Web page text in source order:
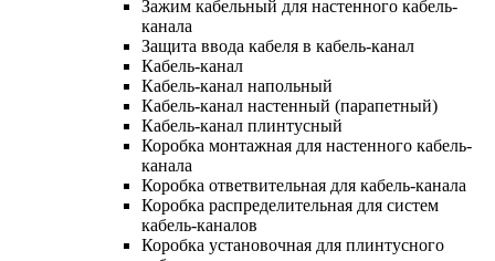
Зажим кабельный для настенного кабель-
канала
Защита ввода кабеля в кабель-канал
Кабель-канал
Кабель-канал напольный
Кабель-канал настенный (парапетный)
Кабель-канал плинтусный
Коробка монтажная для настенного кабель-
канала
Коробка ответвительная для кабель-канала
Коробка распределительная для систем
кабель-каналов
Коробка установочная для плинтусного